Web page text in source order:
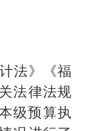
法》《福
法律法规
级预算执